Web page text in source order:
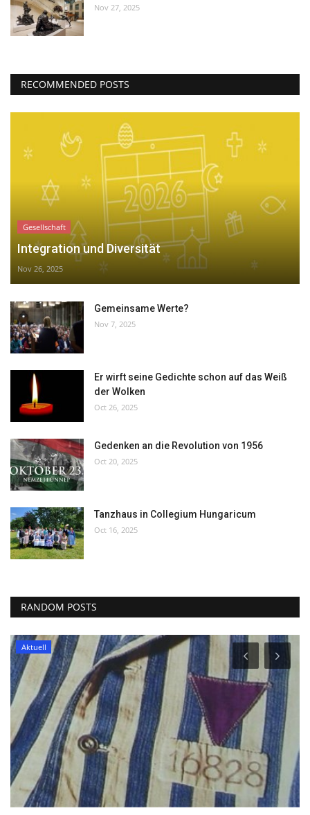
Nov 27, 2025
RECOMMENDED POSTS
Gesellschaft
Integration und Diversität
Nov 26, 2025
Gemeinsame Werte?
Nov 7, 2025
Er wirft seine Gedichte schon auf das Weiß
der Wolken
Oct 26, 2025
Gedenken an die Revolution von 1956
Oct 20, 2025
Tanzhaus in Collegium Hungaricum
Oct 16, 2025
RANDOM POSTS
Aktuell